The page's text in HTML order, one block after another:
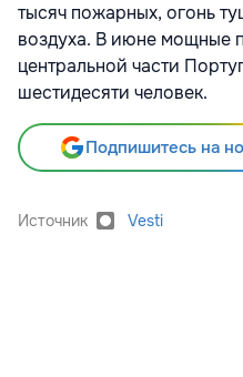
тысяч пожарных, огонь
воздуха. В июне мощные
центральной части
шестидесяти человек.
Подпишитесь на
Источник Vesti